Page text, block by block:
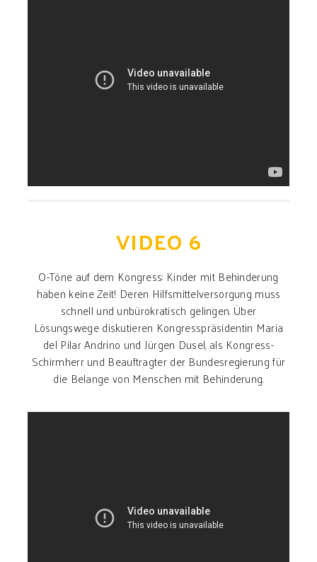
VIDEO 6
O-Töne auf dem Kongress: Kinder mit Behinderung
haben keine Zeit! Deren Hilfsmittelversorgung muss
schnell und unbürokratisch gelingen. Über
Lösungswege diskutieren Kongresspräsidentin Maria
del Pilar Andrino und Jürgen Dusel, als Kongress-
Schirmherr und Beauftragter der Bundesregierung für
die Belange von Menschen mit Behinderung.